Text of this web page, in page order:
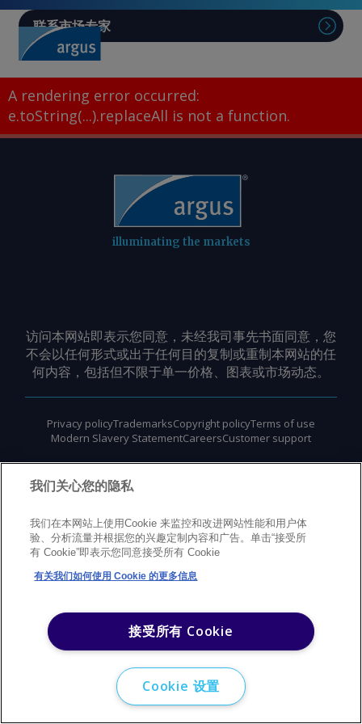
联系市场专家
A rendering error occurred:
e.toString(...).replaceAll is not a function.
illuminating the markets
访问本网站即表示您同意，未经我司事先书面同意，您
不会以任何形式或出于任何目的复制或重制本网站的任
何内容，包括但不限于单一价格、图表或市场动态。
©2026Argus Media Group Copyright
Privacy policyTrademarksCopyright policyTerms of use
Modern Slavery StatementCareersCustomer support
我们关心您的隐私
我们在本网站上使用Cookie 来监控和改进网站性能和用户体
验、分析流量并根据您的兴趣定制内容和广告。单击“接受所
有 Cookie”即表示您同意接受所有 Cookie
有关我们如何使用 Cookie 的更多信息
接受所有 Cookie
Cookie 设置